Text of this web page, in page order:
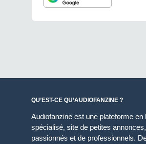
QU’EST-CE QU’AUDIOFANZINE ?
Audiofanzine est une plateforme en
spécialisé, site de petites
passionnés et de professionnels.